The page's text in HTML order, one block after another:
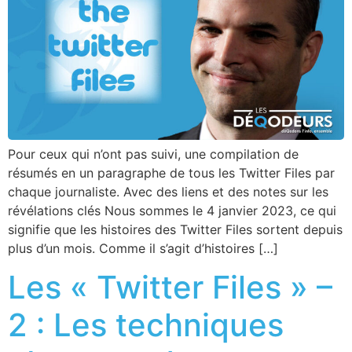
Pour ceux qui n’ont pas suivi, une compilation de
résumés en un paragraphe de tous les Twitter Files par
chaque journaliste. Avec des liens et des notes sur les
révélations clés Nous sommes le 4 janvier 2023, ce qui
signifie que les histoires des Twitter Files sortent depuis
plus d’un mois. Comme il s’agit d’histoires […]
Les « Twitter Files » –
2 : Les techniques